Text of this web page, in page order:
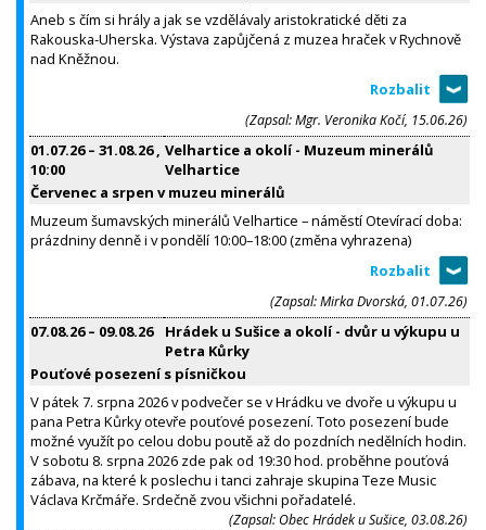
Aneb s čím si hrály a jak se vzdělávaly aristokratické děti za
Rakouska-Uherska. Výstava zapůjčená z muzea hraček v Rychnově
nad Kněžnou.
(Zapsal: Mgr. Veronika Kočí, 15.06.26)
01.07.26– 31.08.26,
10:00
Velhartice a okolí - Muzeum minerálů
Velhartice
Červenec a srpen v muzeu minerálů
Muzeum šumavských minerálů Velhartice – náměstí Otevírací doba:
prázdniny denně i v pondělí 10:00–18:00 (změna vyhrazena)
(Zapsal: Mirka Dvorská, 01.07.26)
07.08.26– 09.08.26
Hrádek u Sušice a okolí - dvůr u výkupu u
Petra Kůrky
Pouťové posezení s písničkou
V pátek 7. srpna 2026 v podvečer se v Hrádku ve dvoře u výkupu u
pana Petra Kůrky otevře pouťové posezení. Toto posezení bude
možné využít po celou dobu poutě až do pozdních nedělních hodin.
V sobotu 8. srpna 2026 zde pak od 19:30 hod. proběhne pouťová
zábava, na které k poslechu i tanci zahraje skupina Teze Music
Václava Krčmáře. Srdečně zvou všichni pořadatelé.
(Zapsal: Obec Hrádek u Sušice, 03.08.26)